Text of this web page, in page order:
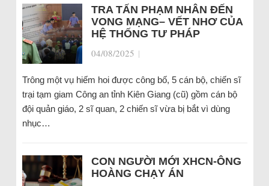
TRA TẤN PHẠM NHÂN ĐẾN
VONG MẠNG– VẾT NHƠ CỦA
HỆ THỐNG TƯ PHÁP
04/08/2025 |
Trông một vụ hiếm hoi được công bố, 5 cán bộ, chiến sĩ
trại tạm giam Công an tỉnh Kiên Giang (cũ) gồm cán bộ
đội quản giáo, 2 sĩ quan, 2 chiến sĩ vừa bị bắt vì dùng
nhục…
CON NGƯỜI MỚI XHCN-ÔNG
HOÀNG CHẠY ÁN